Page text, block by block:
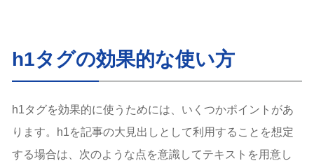
h1タグの効果的な使い方
h1タグを効果的に使うためには、いくつかポイントがあ
ります。h1を記事の大見出しとして利用することを想定
する場合は、次のような点を意識してテキストを用意し